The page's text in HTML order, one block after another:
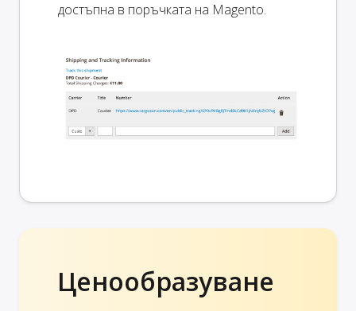
достъпна в поръчката на Magento.
Ценообразуване